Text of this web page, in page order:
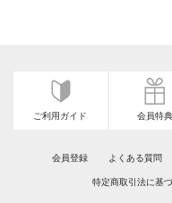
ご利用ガイド 会員特典
会員登録 よくある質問
特定商取引法に基